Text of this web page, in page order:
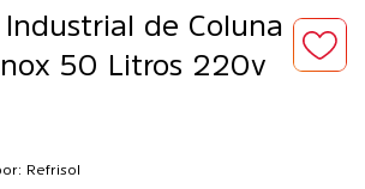
de Coluna
50 Litros 220v
Refrisol